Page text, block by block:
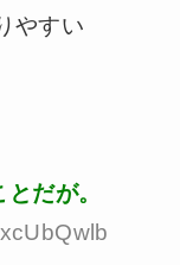
やすい
だが。